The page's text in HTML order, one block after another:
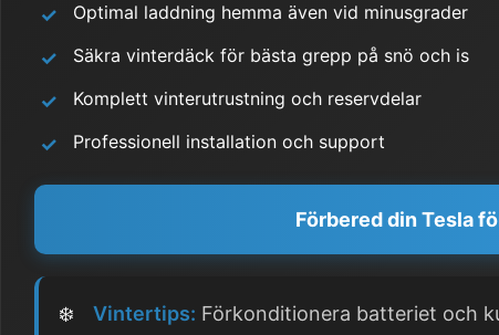
✓ Optimal laddning hemma även vid minusgrader
✓ Säkra vinterdäck för bästa grepp på snö och is
✓ Komplett vinterutrustning och reservdelar
✓ Professionell installation och support
Förbered din Tesla
❄️ Vintertips: Förkonditionera batteriet och